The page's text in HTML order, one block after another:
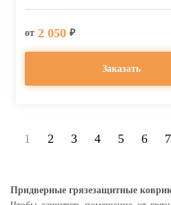
от 2 050 ₽
Заказать
1 2 3 4 5 6 7
Придверные грязезащитные